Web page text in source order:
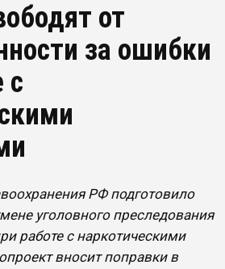
от
за ошибки
с
РФ подготовило
уголовного преследования
работе с наркотическими
вносит поправки в